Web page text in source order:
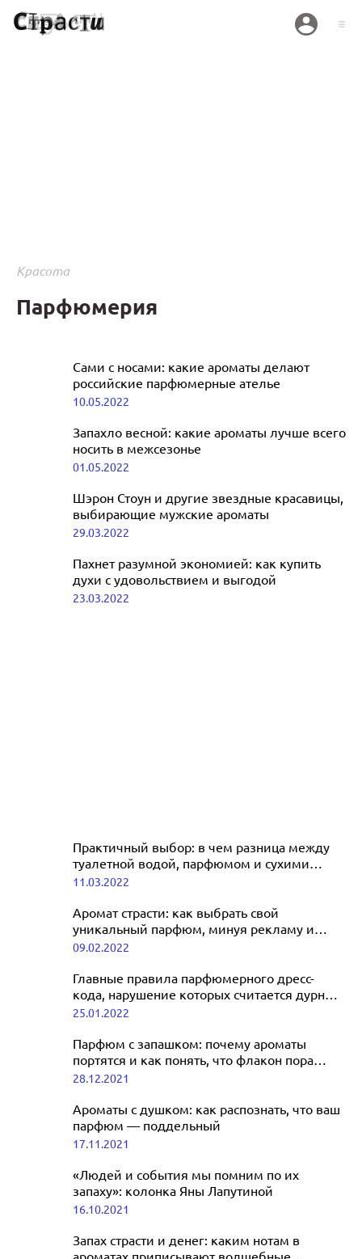
Красота
Парфюмерия
Создание стиля через духи и платья:
как рассказать о себе именно то, что
хочется
Сами с носами: какие ароматы делают
российские парфюмерные ателье
10.05.2022
Запахло весной: какие ароматы лучше всего
носить в межсезонье
01.05.2022
Шэрон Стоун и другие звездные красавицы,
выбирающие мужские ароматы
29.03.2022
Пахнет разумной экономией: как купить
духи с удовольствием и выгодой
23.03.2022
Практичный выбор: в чем разница между
туалетной водой, парфюмом и сухими
духами
11.03.2022
Аромат страсти: как выбрать свой
уникальный парфюм, минуя рекламу и
стереотипы
09.02.2022
Главные правила парфюмерного дресс-
кода, нарушение которых считается дурным
тоном
25.01.2022
Парфюм с запашком: почему ароматы
портятся и как понять, что флакон пора
выбрасывать
28.12.2021
Ароматы с душком: как распознать, что ваш
парфюм — поддельный
17.11.2021
«Людей и события мы помним по их
запаху»: колонка Яны Лапутиной
16.10.2021
Запах страсти и денег: каким нотам в
ароматах приписывают волшебные